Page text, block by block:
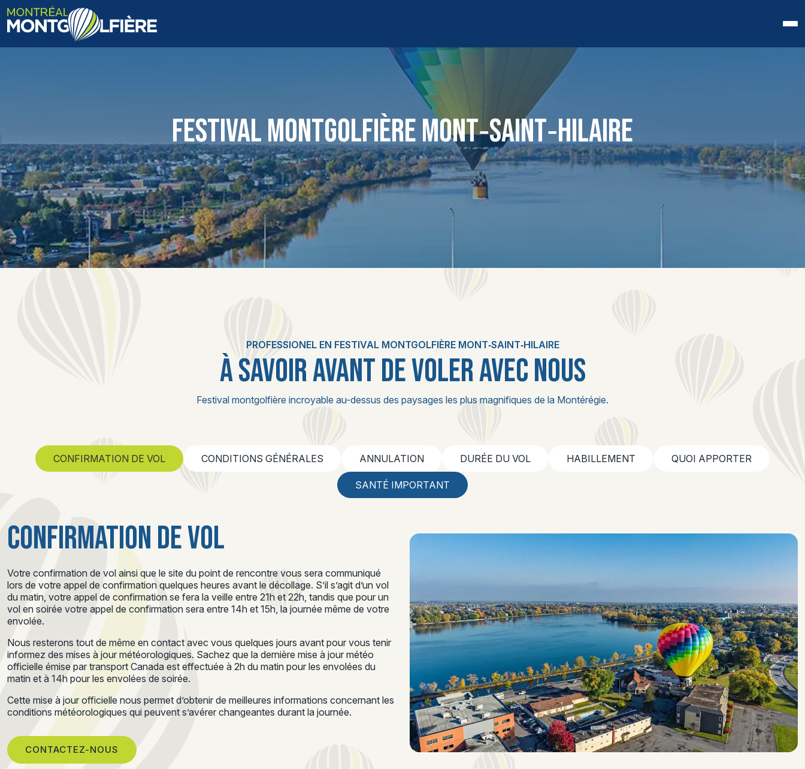
BLOGUE
PHOTOS ET VIDÉOS
CONTACT
EN
FESTIVAL MONTGOLFIÈRE MONT‑SAINT‑HILAIRE
PROFESSIONEL EN FESTIVAL MONTGOLFIÈRE MONT‑SAINT‑HILAIRE
À SAVOIR AVANT DE VOLER AVEC NOUS
Festival montgolfière incroyable au-dessus des paysages les plus magnifiques de la Montérégie.
CONFIRMATION DE VOL CONDITIONS GÉNÉRALES ANNULATION DURÉE DU VOL HABILLEMENT QUOI APPORTER
SANTÉ IMPORTANT
CONFIRMATION DE VOL
Votre confirmation de vol ainsi que le site du point de rencontre vous sera communiqué
lors de votre appel de confirmation quelques heures avant le décollage. S’il s’agit d’un vol
du matin, votre appel de confirmation se fera la veille entre 21h et 22h, tandis que pour un
vol en soirée votre appel de confirmation sera entre 14h et 15h, la journée même de votre
envolée.
Nous resterons tout de même en contact avec vous quelques jours avant pour vous tenir
informez des mises à jour météorologiques. Sachez que la dernière mise à jour météo
officielle émise par transport Canada est effectuée à 2h du matin pour les envolées du
matin et à 14h pour les envolées de soirée.
Cette mise à jour officielle nous permet d’obtenir de meilleures informations concernant les
conditions météorologiques qui peuvent s’avérer changeantes durant la journée.
CONTACTEZ-NOUS